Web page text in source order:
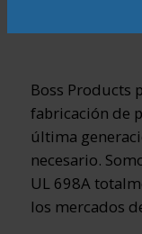
Boss Products
fabricación de
última
necesario.
UL 698A
los mercados